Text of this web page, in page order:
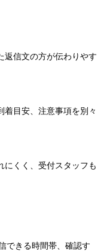
返信文の方が伝わりやす
着目安、注意事項を別々
にくく、受付スタッフも
できる時間帯、確認す